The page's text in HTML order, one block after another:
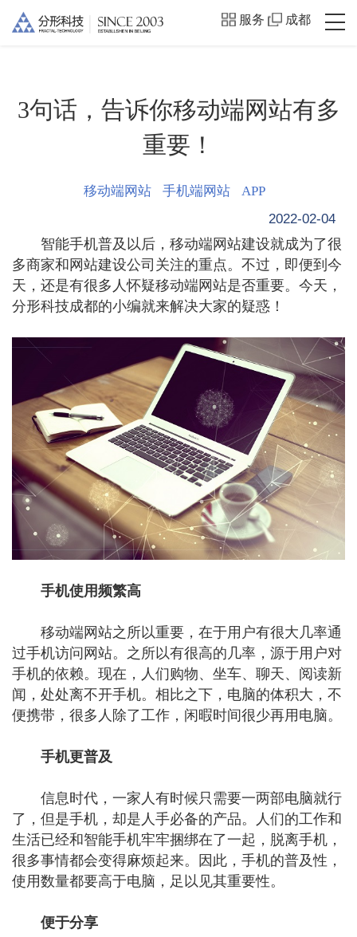
服务 成都
3句话，告诉你移动端网站有多
重要！
移动端网站 手机端网站
APP
2022-02-04
智能手机普及以后，移动端网站建设就成为了很
多商家和网站建设公司关注的重点。不过，即便到今
天，还是有很多人怀疑移动端网站是否重要。今天，
分形科技成都的小编就来解决大家的疑惑！
手机使用频繁高
移动端网站之所以重要，在于用户有很大几率通
过手机访问网站。之所以有很高的几率，源于用户对
手机的依赖。现在，人们购物、坐车、聊天、阅读新
闻，处处离不开手机。相比之下，电脑的体积大，不
便携带，很多人除了工作，闲暇时间很少再用电脑。
手机更普及
信息时代，一家人有时候只需要一两部电脑就行
了，但是手机，却是人手必备的产品。人们的工作和
生活已经和智能手机牢牢捆绑在了一起，脱离手机，
很多事情都会变得麻烦起来。因此，手机的普及性，
使用数量都要高于电脑，足以见其重要性。
便于分享